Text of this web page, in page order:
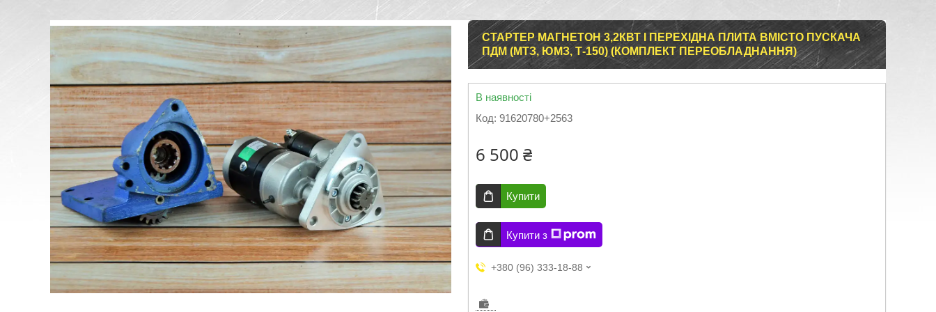
СТАРТЕР МАГНЕТОН 3,2КВТ І ПЕРЕХІДНА ПЛИТА ВМІСТО ПУСКАЧА
ПДМ (МТЗ, ЮМЗ, Т-150) (КОМПЛЕКТ ПЕРЕОБЛАДНАННЯ)
В наявності
Код: 91620780+2563
6 500 ₴
Купити
Купити з
+380 (96) 333-18-88